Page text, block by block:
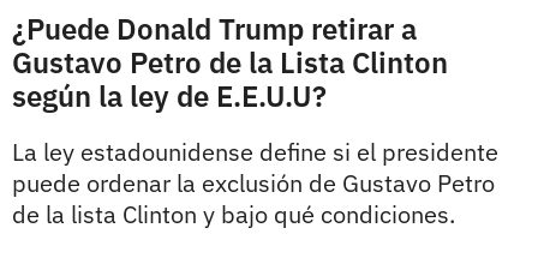
¿Puede Donald Trump retirar a
Gustavo Petro de la Lista Clinton
según la ley de E.E.U.U?
La ley estadounidense define si el presidente
puede ordenar la exclusión de Gustavo Petro
de la lista Clinton y bajo qué condiciones.